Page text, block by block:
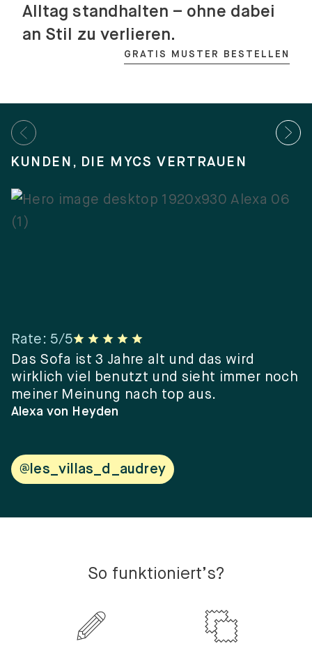
Alltag standhalten – ohne dabei
an Stil zu verlieren.
GRATIS MUSTER BESTELLEN
KUNDEN, DIE MYCS VERTRAUEN
Das Sofa ist 3 Jahre alt und das wird
wirklich viel benutzt und sieht immer noch
meiner Meinung nach top aus.
Alexa von Heyden
Rate: 5/5
@les_villas_d_audrey
So funktioniert’s?